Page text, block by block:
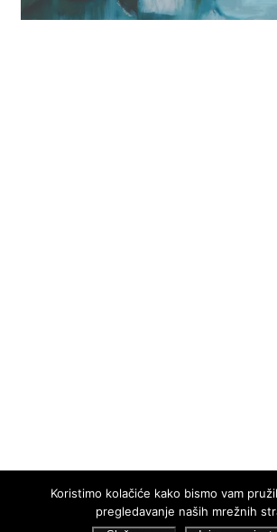
Koristimo kolačiće kako bismo vam
pregledavanje naših mrežnih